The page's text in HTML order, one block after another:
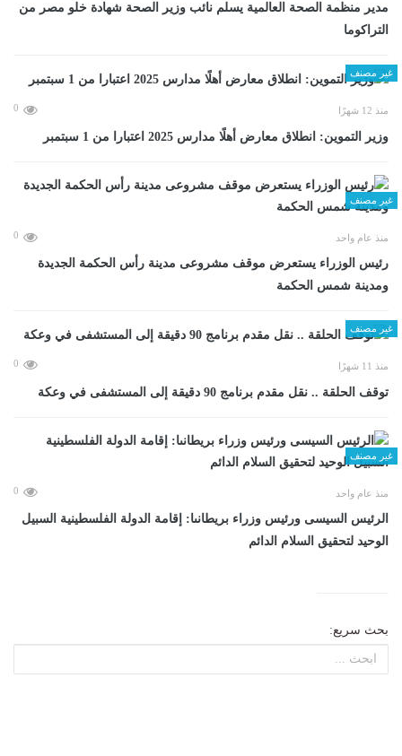
مدير منظمة الصحة العالمية يسلم نائب وزير الصحة شهادة خلو مصر من
التراكوما
غير مصنف
منذ 12 شهرًا 0
وزير التموين: انطلاق معارض أهلًا مدارس 2025 اعتبارا من 1 سبتمبر
غير مصنف
منذ عام واحد 0
رئيس الوزراء يستعرض موقف مشروعى مدينة رأس الحكمة الجديدة
ومدينة شمس الحكمة
غير مصنف
منذ 11 شهرًا 0
توقف الحلقة .. نقل مقدم برنامج 90 دقيقة إلى المستشفى في وعكة
غير مصنف
منذ عام واحد 0
الرئيس السيسى ورئيس وزراء بريطانىا: إقامة الدولة الفلسطينية السبيل
الوحيد لتحقيق السلام الدائم
بحث سريع: